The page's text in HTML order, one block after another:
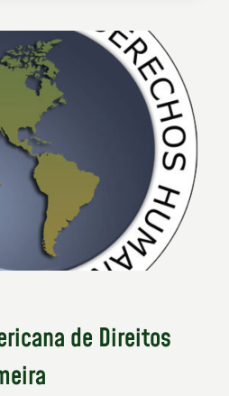
de Direitos